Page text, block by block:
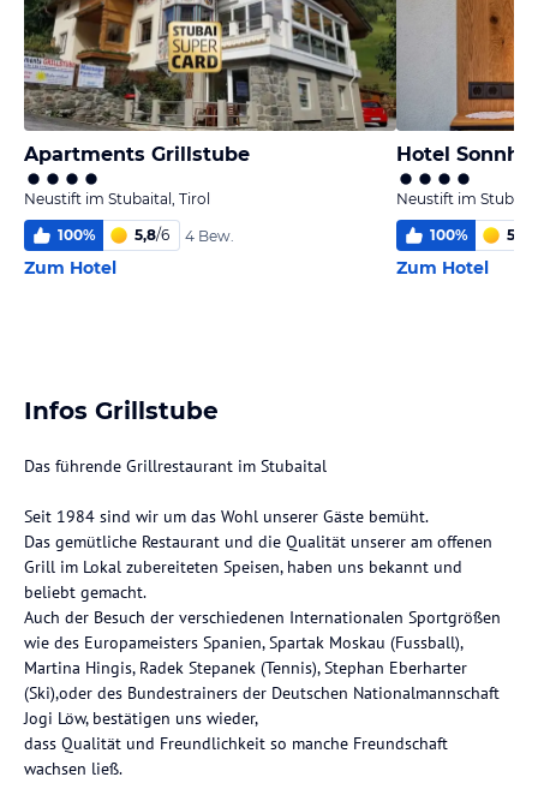
Apartments Grillstube
Neustift im Stubaital, Tirol
100% 5,8/6 4 Bew.
Zum Hotel
Hotel Sonnhof
Neustift im
100% 5,8
Zum Hotel
Infos Grillstube
Das führende Grillrestaurant im Stubaital
Seit 1984 sind wir um das Wohl unserer Gäste bemüht.
Das gemütliche Restaurant und die Qualität unserer am offenen
Grill im Lokal zubereiteten Speisen, haben uns bekannt und
beliebt gemacht.
Auch der Besuch der verschiedenen Internationalen Sportgrößen
wie des Europameisters Spanien, Spartak Moskau (Fussball),
Martina Hingis, Radek Stepanek (Tennis), Stephan Eberharter
(Ski),oder des Bundestrainers der Deutschen Nationalmannschaft
Jogi Löw, bestätigen uns wieder,
dass Qualität und Freundlichkeit so manche Freundschaft
wachsen ließ.